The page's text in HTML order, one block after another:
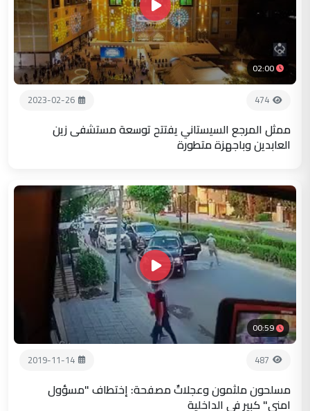
02:00
474
2023-02-26
ممثل المرجع السيستاني يفتتح توسعة مستشفى زين
العابدين وباجهزة متطورة
00:59
487
2019-11-14
مسلحون ملثمون وعجلاتٌ مصفحة: إختطاف "مسؤول
امني" كبير في الداخلية